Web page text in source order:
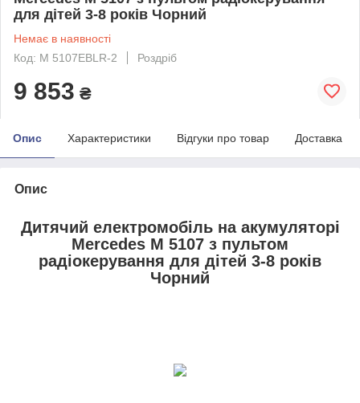
для дітей 3-8 років Чорний
Немає в наявності
Код: M 5107EBLR-2
Роздріб
9 853 ₴
Опис Характеристики Відгуки про товар Доставка
Опис
Дитячий електромобіль на акумуляторі
Mercedes M 5107 з пультом
радіокерування для дітей 3-8 років
Чорний